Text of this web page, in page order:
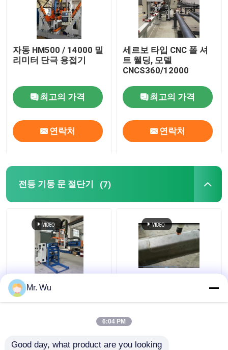
자동 HM500 / 14000 밀
리미터 단극 용접기
최고의 가격
연락처
세르보 타입 CNC 폴 셔
트 웰딩, 모델
CNCS360/12000
최고의 가격
연락처
전등 기둥 문 절단기 (7)
350 밀리미터 2000 밀
리미터는 막대기 문 절
2000mm
Mr. Wu
6:04 PM
Good day, what product are you looking